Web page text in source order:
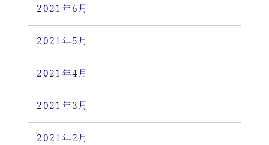
2021年6月
2021年5月
2021年4月
2021年3月
2021年2月